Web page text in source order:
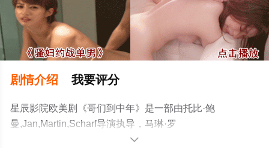
剧情介绍 我要评分
星辰影院欧美剧《哥们到中年》是一部由托比·鲍
曼,Jan,Martin,Scharf导演执导，马琳·罗
瑟,Tom,Beck,Mona,Pirzad等演员精彩演绎的德国电视剧，
